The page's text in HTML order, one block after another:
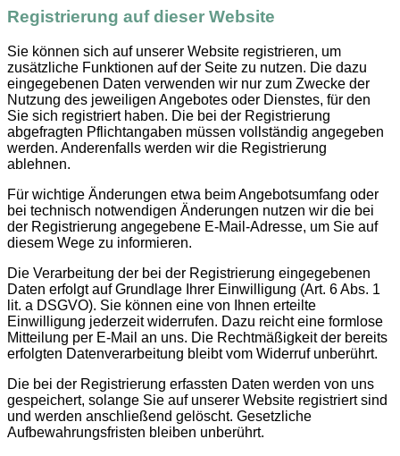
Registrierung auf dieser Website
Sie können sich auf unserer Website registrieren, um
zusätzliche Funktionen auf der Seite zu nutzen. Die dazu
eingegebenen Daten verwenden wir nur zum Zwecke der
Nutzung des jeweiligen Angebotes oder Dienstes, für den
Sie sich registriert haben. Die bei der Registrierung
abgefragten Pflichtangaben müssen vollständig angegeben
werden. Anderenfalls werden wir die Registrierung
ablehnen.
Für wichtige Änderungen etwa beim Angebotsumfang oder
bei technisch notwendigen Änderungen nutzen wir die bei
der Registrierung angegebene E-Mail-Adresse, um Sie auf
diesem Wege zu informieren.
Die Verarbeitung der bei der Registrierung eingegebenen
Daten erfolgt auf Grundlage Ihrer Einwilligung (Art. 6 Abs. 1
lit. a DSGVO). Sie können eine von Ihnen erteilte
Einwilligung jederzeit widerrufen. Dazu reicht eine formlose
Mitteilung per E-Mail an uns. Die Rechtmäßigkeit der bereits
erfolgten Datenverarbeitung bleibt vom Widerruf unberührt.
Die bei der Registrierung erfassten Daten werden von uns
gespeichert, solange Sie auf unserer Website registriert sind
und werden anschließend gelöscht. Gesetzliche
Aufbewahrungsfristen bleiben unberührt.